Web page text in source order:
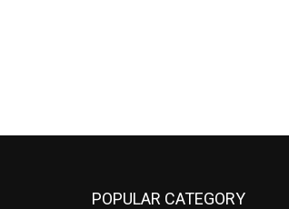
POPULAR CATEGORY